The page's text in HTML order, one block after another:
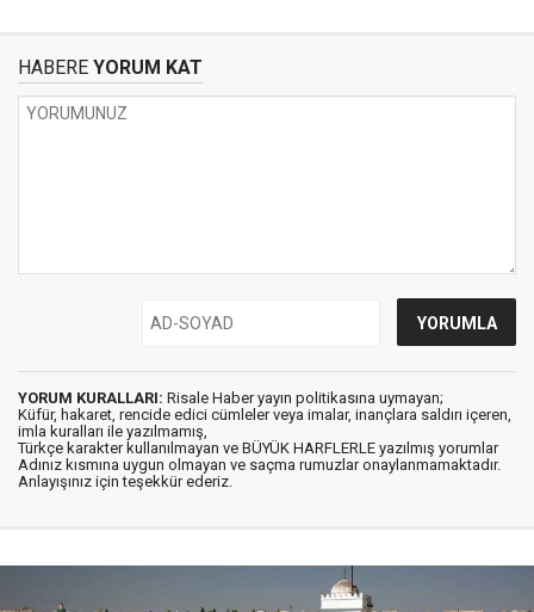
HABERE YORUM KAT
YORUM KURALLARI: Risale Haber yayın politikasına uymayan;
Küfür, hakaret, rencide edici cümleler veya imalar, inançlara saldırı içeren,
imla kuralları ile yazılmamış,
Türkçe karakter kullanılmayan ve BÜYÜK HARFLERLE yazılmış yorumlar
Adınız kısmına uygun olmayan ve saçma rumuzlar onaylanmamaktadır.
Anlayışınız için teşekkür ederiz.